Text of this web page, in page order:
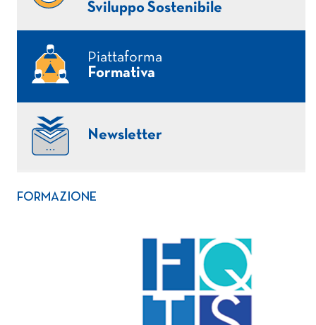
Sviluppo Sostenibile
Piattaforma
Formativa
Newsletter
FORMAZIONE